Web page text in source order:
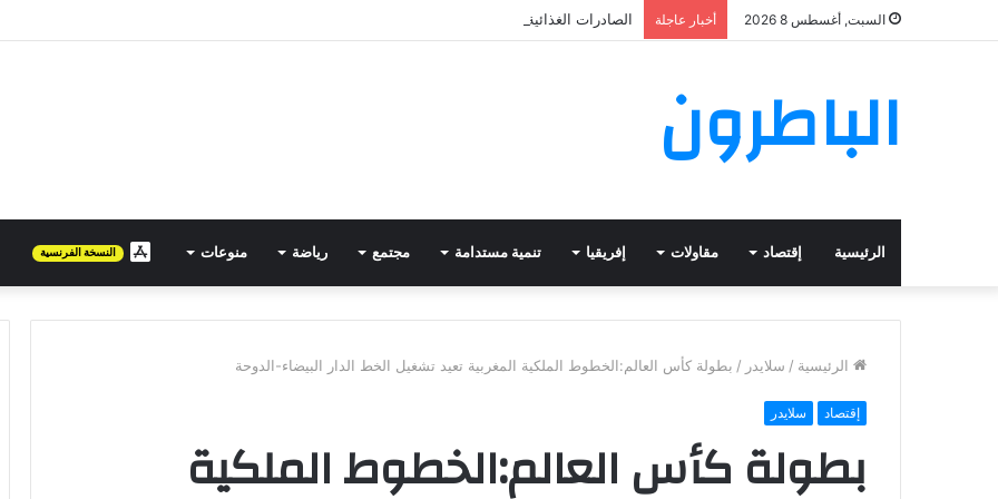
السبت, أغسطس 8 2026 أخبار عاجلة الصادرات الغذائية المصرية تتجه نحو المغرب في حملة توسع جديدة
الباطرون
الرئيسية إقتصاد مقاولات إفريقيا تنمية مستدامة مجتمع رياضة منوعات FRالنسخة الفرنسية
الرئيسية / سلايدر / بطولة كأس العالم:الخطوط الملكية المغربية تعيد تشغيل الخط الدار البيضاء-الدوحة
إقتصاد سلايدر
بطولة كأس العالم:الخطوط الملكية